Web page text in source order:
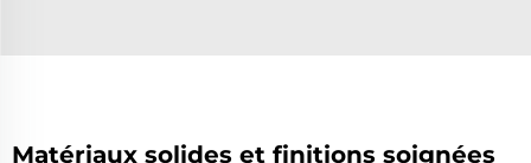
Matériaux solides et finitions soignées